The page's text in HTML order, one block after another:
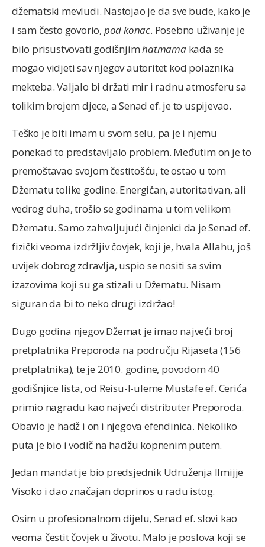
džematski mevludi. Nastojao je da sve bude, kako je
i sam često govorio, pod konac. Posebno uživanje je
bilo prisustvovati godišnjimhatmamakada se
mogao vidjeti sav njegov autoritet kod polaznika
mekteba. Valjalo bi držati mir i radnu atmosferu sa
tolikim brojem djece, a Senad ef. je to uspijevao.
Teško je biti imam u svom selu, pa je i njemu
ponekad to predstavljalo problem. Međutim on je to
premoštavao svojom čestitošću, te ostao u tom
Džematu tolike godine. Energičan, autoritativan, ali
vedrog duha, trošio se godinama u tom velikom
Džematu. Samo zahvaljujući činjenici da je Senad ef.
fizički veoma izdržljiv čovjek, koji je, hvala Allahu, još
uvijek dobrog zdravlja, uspio se nositi sa svim
izazovima koji su ga stizali u Džematu. Nisam
siguran da bi to neko drugi izdržao!
Dugo godina njegov Džemat je imao najveći broj
pretplatnika Preporoda na području Rijaseta (156
pretplatnika), te je 2010. godine, povodom 40
godišnjice lista, od Reisu-l-uleme Mustafe ef. Cerića
primio nagradu kao najveći distributer Preporoda.
Obavio je hadž i on i njegova efendinica. Nekoliko
puta je bio i vodič na hadžu kopnenim putem.
Jedan mandat je bio predsjednik Udruženja Ilmijje
Visoko i dao značajan doprinos u radu istog.
Osim u profesionalnom dijelu, Senad ef. slovi kao
veoma čestit čovjek u životu. Malo je poslova koji se